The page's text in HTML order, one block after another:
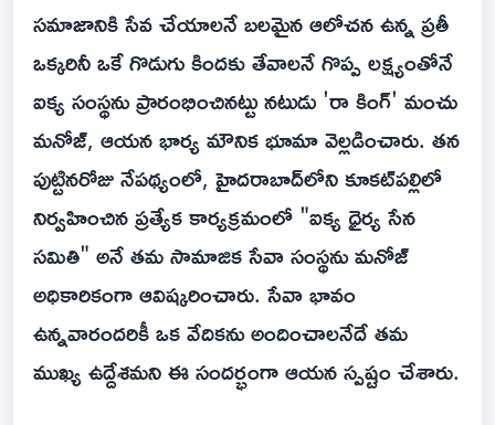
సమాజానికి సేవ చేయాలనే బలమైన ఆలోచన ఉన్న ప్రతీ
ఒక్కరినీ ఒకే గొడుగు కిందకు తేవాలనే గొప్ప లక్ష్యంతోనే
ఐక్య సంస్థను ప్రారంభించినట్టు నటుడు 'రా కింగ్' మంచు
మనోజ్, ఆయన భార్య మౌనిక భూమా వెల్లడించారు. తన
పుట్టినరోజు నేపథ్యంలో, హైదరాబాద్‌లోని కూకట్‌పల్లిలో
నిర్వహించిన ప్రత్యేక కార్యక్రమంలో "ఐక్య ధైర్య సేన
సమితి" అనే తమ సామాజిక సేవా సంస్థను మనోజ్
అధికారికంగా ఆవిష్కరించారు. సేవా భావం
ఉన్నవారందరికీ ఒక వేదికను అందించాలనేదే తమ
ముఖ్య ఉద్దేశమని ఈ సందర్భంగా ఆయన స్పష్టం చేశారు.